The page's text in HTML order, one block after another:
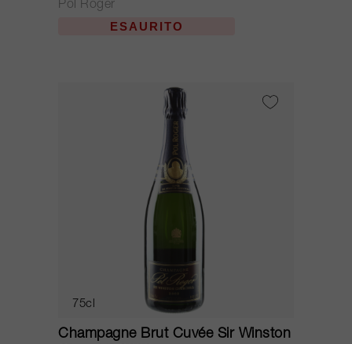
Pol Roger
ESAURITO
75cl
Champagne Brut Cuvée Sir Winston